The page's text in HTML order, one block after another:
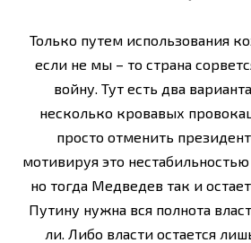
Только путем использования
если не мы – то страна
войну. Тут есть два
несколько кровавых
просто отменить
мотивируя это
но тогда Медведев так и
Путину нужна вся полнота
ли. Либо власти остается